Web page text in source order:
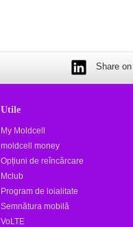
Share
Utile
My Moldcell
moldcell money
Opțiuni de reîncărcare
Mclub
Program de loialitate
Semnătura mobilă
VoLTE